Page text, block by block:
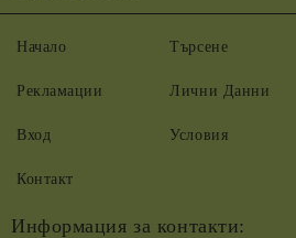
Начало
Рекламации
Вход
Контакт
Търсене
Лични Данни
Условия
Информация за контакти: